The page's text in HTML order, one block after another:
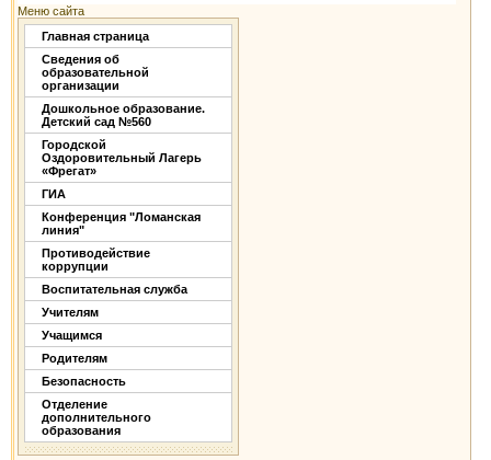
Меню сайта
Главная страница
Сведения об
образовательной
организации
Дошкольное образование.
Детский сад №560
Городской
Оздоровительный Лагерь
«Фрегат»
ГИА
Конференция "Ломанская
линия"
Противодействие
коррупции
Воспитательная служба
Учителям
Учащимся
Родителям
Безопасность
Отделение
дополнительного
образования